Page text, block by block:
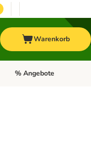
Warenkorb
Kategorie-Menü öffnen:
% Angebote